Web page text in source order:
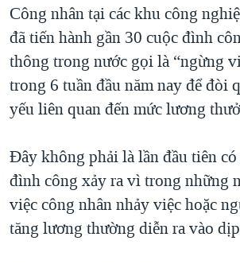
GIÁO DỤC
CÁC GIÁ TRỊ CỘNG HÒA Ở VIỆT NAM
TRỊNH VĨNH BÌNH VS. CHÍNH PHỦ VIỆT
NGƯ DÂN VIỆT VÀ LÀN SÓNG TRỘM
QUAN HỆ VIỆT MỸ
Công nhân tại các khu công
đã tiến hành gần 30 cuộc đình
thông trong nước gọi là “ngừng
trong 6 tuần đầu năm nay để đòi
yếu liên quan đến mức lương
Đây không phải là lần đầu tiên
đình công xảy ra vì trong những
việc công nhân nhảy việc hoặc
tăng lương thường diễn ra vào